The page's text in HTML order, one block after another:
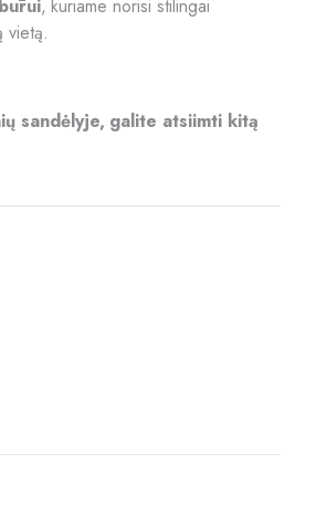
, kuriame norisi stilingai
vietą.
sandėlyje, galite atsiimti kitą